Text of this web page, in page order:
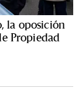
la oposición
Propiedad